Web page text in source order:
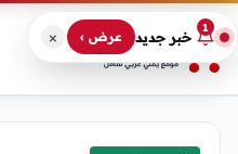
1
خبر جديد عرض › ×